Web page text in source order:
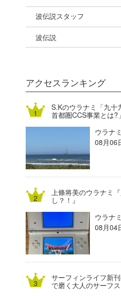
Yasunari Inoue
Yoshiyuki Obata
DELTA FORCE SURF
熊谷素子
Colors MAGAZINE
WAVAL
福島寿実子
中浦“JET”章
進士剛光
植村未来
大野”MAR”修聖
喜納海人
波伝説スタッフ
☆加藤
Aichan
ECE
H
KID
KOBU
KY
MIN
mitz
OYZ
波伝説
アクセスランキング
S.Kのウラナミ「九十
首都圏CCS事業とは?」
ウラナミ
08月06
上條将美のウラナミ
し？！』
ウラナミ
08月04
サーフィンライフ新
で磨く大人のサーフ